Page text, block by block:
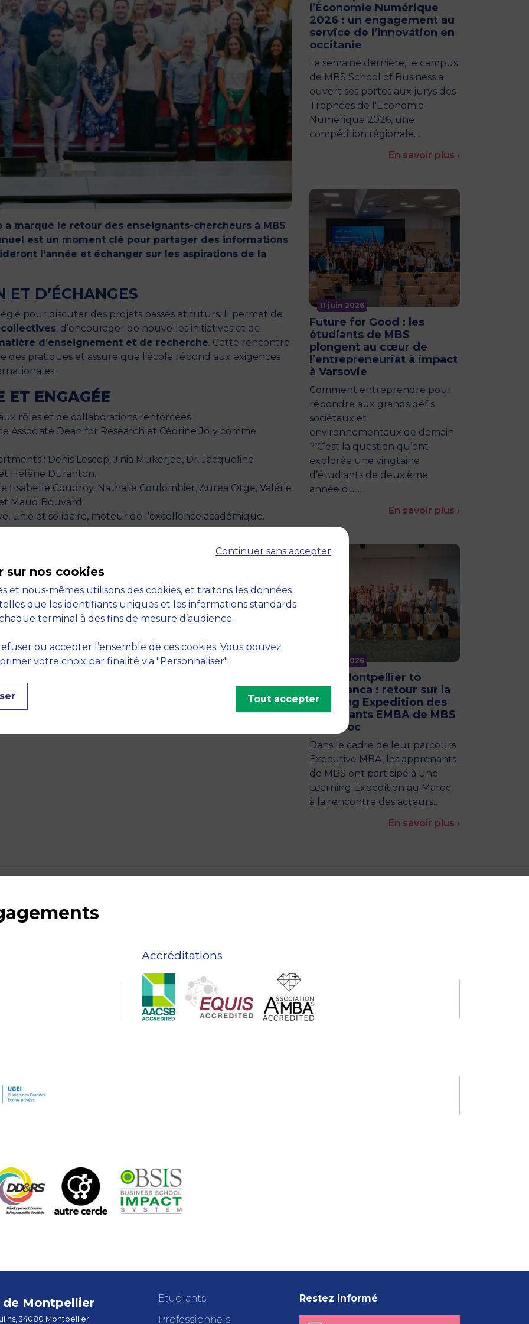
marqué le retour des enseignants-chercheurs à MBS
est un moment clé pour partager des informations
l’année et échanger sur les aspirations de la
ET D’ÉCHANGES
pour discuter des projets passés et futurs. Il permet de
, d’encourager de nouvelles initiatives et de
d’enseignement et de recherche. Cette rencontre
des pratiques et assure que l’école répond aux exigences
ET ENGAGÉE
rôles et de collaborations renforcées :
Associate Dean for Research et Cédrine Joly comme
: Denis Lescop, Jinia Mukerjee, Dr. Jacqueline
Hélène Duranton.
: Isabelle Coudroy, Nathalie Coulombier, Aurea Otge, Valérie
Maud Bouvard.
unie et solidaire, moteur de l’excellence académique.
LA FORCE DE MBS
Faculty Workshop illustre parfaitement ce qui fait la force
engagéeet des rencontres qui marquent
le signe de la cohésion, de l’ambition et de l’excellence,
et la motivation nécessaires pour entamer une
et en réussites.
l’Économie Numérique
2026 : un engagement au
service de l’innovation en
occitanie
La semaine dernière, le campus
de MBS School of Business a
ouvert ses portes aux jurys des
Trophées de l'Économie
Numérique 2026, une
compétition régionale…
En savoir plus ›
11 juin 2026
Future for Good : les
étudiants de MBS
plongent au cœur de
l’entrepreneuriat à impact
à Varsovie
Comment entreprendre pour
répondre aux grands défis
sociétaux et
environnementaux de demain
? C’est la question qu’ont
explorée une vingtaine
d’étudiants de deuxième
année du…
En savoir plus ›
11 juin 2026
From Montpellier to
Casablanca : retour sur la
Learning Expedition des
apprenants EMBA de MBS
au Maroc
Dans le cadre de leur parcours
Executive MBA, les apprenants
de MBS ont participé à une
Learning Expedition au Maroc,
à la rencontre des acteurs…
En savoir plus ›
Accréditations
de Montpellier
34080 Montpellier
Etudiants
Professionnels
Restez informé
Continuer sans accepter
sur nos cookies
et nous-mêmes utilisons des cookies, et traitons les données
que les identifiants uniques et les informations standards
terminal à des fins de mesure d’audience.
ou accepter l’ensemble de ces cookies. Vous pouvez
votre choix par finalité via "Personnaliser".
Tout accepter